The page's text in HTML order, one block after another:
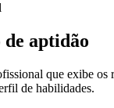
aptidão
que exibe os
de habilidades.